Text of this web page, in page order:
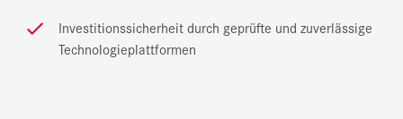
Investitionssicherheit durch geprüfte und zuverlässige
Technologieplattformen